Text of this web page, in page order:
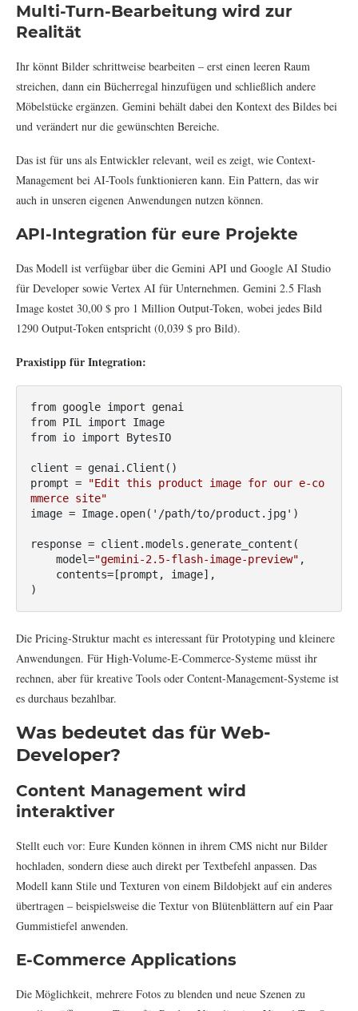
Multi-Turn-Bearbeitung wird zur
Realität
Ihr könnt Bilder schrittweise bearbeiten – erst einen leeren Raum
streichen, dann ein Bücherregal hinzufügen und schließlich andere
Möbelstücke ergänzen. Gemini behält dabei den Kontext des Bildes bei
und verändert nur die gewünschten Bereiche.
Das ist für uns als Entwickler relevant, weil es zeigt, wie Context-
Management bei AI-Tools funktionieren kann. Ein Pattern, das wir
auch in unseren eigenen Anwendungen nutzen können.
API-Integration für eure Projekte
Das Modell ist verfügbar über die Gemini API und Google AI Studio
für Developer sowie Vertex AI für Unternehmen. Gemini 2.5 Flash
Image kostet 30,00 $ pro 1 Million Output-Token, wobei jedes Bild
1290 Output-Token entspricht (0,039 $ pro Bild).
Praxistipp für Integration:
from google import genai
from PIL import Image
from io import BytesIO
client = genai.Client()
prompt =
"Edit this product image for our e-co
mmerce site"
image = Image.open('/path/to/product.jpg')
response = client.models.generate_content(
    model=
"gemini-2.5-flash-image-preview" ,
)
Die Pricing-Struktur macht es interessant für Prototyping und kleinere
Anwendungen. Für High-Volume-E-Commerce-Systeme müsst ihr
rechnen, aber für kreative Tools oder Content-Management-Systeme ist
es durchaus bezahlbar.
Was bedeutet das für Web-
Developer?
Content Management wird
interaktiver
Stellt euch vor: Eure Kunden können in ihrem CMS nicht nur Bilder
hochladen, sondern diese auch direkt per Textbefehl anpassen. Das
Modell kann Stile und Texturen von einem Bildobjekt auf ein anderes
übertragen – beispielsweise die Textur von Blütenblättern auf ein Paar
Gummistiefel anwenden.
E-Commerce Applications
Die Möglichkeit, mehrere Fotos zu blenden und neue Szenen zu